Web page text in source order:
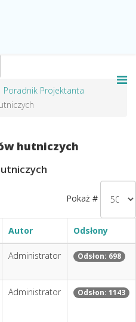
Poradnik Projektanta
hutniczych
Pokaż #
Autor Odsłony
Administrator Odsłon: 698
Administrator Odsłon: 1143